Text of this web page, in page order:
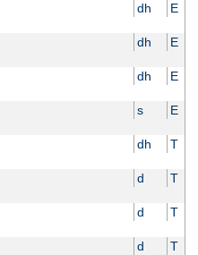
dh E
dh E
dh E
s E
dh T
d T
d T
d T